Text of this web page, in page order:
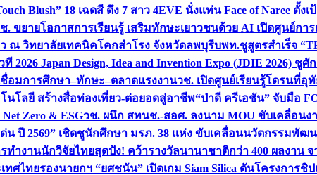
Blush” 18 เฉดสี ดึง 7 สาว 4EVE นั่งแท่น Face of Naree ตั้ง
. ขยายโอกาสการเรียนรู้ เสริมทักษะเยาวชนด้วย AI เปิดศูนย์กา
ว ณ วิทยาลัยเทคนิคโคกสำโรง จังหวัดลพบุรีบพท.ชูสูตรสำเร็จ
2026 Japan Design, Idea and Invention Expo (JDIE 2026)
ชื่อมการศึกษา–ทักษะ–ตลาดแรงงานวช. เปิดศูนย์เรียนรู้โดรนที่อุ
นโลยี สร้างสื่อท่องเที่ยว-ต่อยอดสู่อาชีพ“ป่าดี ครีเอชัน” จับมือ
Zero & ESGวช. ผนึก สทนช.-สอศ. ลงนาม MOU ขับเคลื่อน
ปี 2569” เชิดชูนักศึกษา มรภ. 38 แห่ง ขับเคลื่อนนวัตกรรมพัฒ
ทำงานนักวิจัยไทยสุดปัง! คว้ารางวัลนานาชาติกว่า 400 ผลงาน
ทศไทยรองนายกฯ “ยศชนัน” เปิดเกม Siam Silica ดันโครงการชิ